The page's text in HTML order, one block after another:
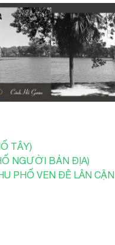
TÂY)
NGƯỜI BẢN ĐỊA)
PHỐ VEN ĐÊ LÂN CẬN